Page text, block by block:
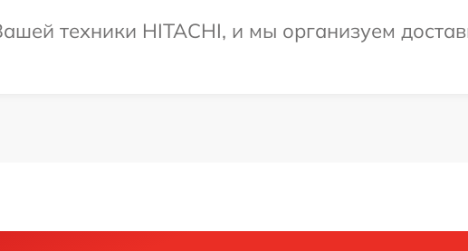
техники HITACHI, и мы организуем